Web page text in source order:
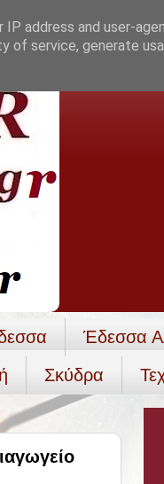
Έδεσσα
Σκύδρα
address and user-
of service, generate